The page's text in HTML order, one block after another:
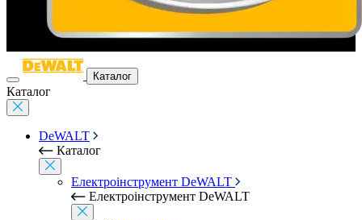
Каталог
Каталог
DeWALT
Каталог
Електроінструмент DeWALT
Електроінструмент DeWALT